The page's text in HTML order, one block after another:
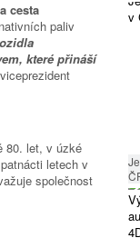
cesta
paliv
které přináší
80. let, v úzké
letech v
společnost